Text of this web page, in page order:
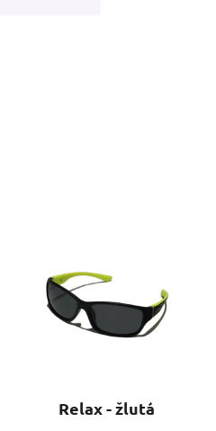
Relax - žlutá